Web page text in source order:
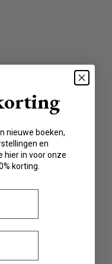
nieuwe boeken,
en
hier in voor onze
korting.